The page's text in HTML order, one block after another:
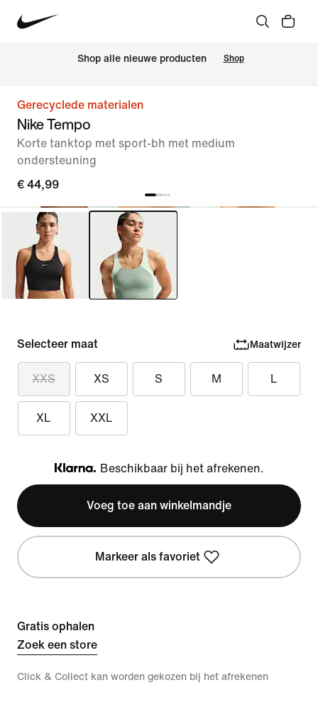
Shop alle nieuwe producten Shop
Gerecyclede materialen
Nike Tempo
Korte tanktop met sport-bh met medium
ondersteuning
€ 44,99
Selecteer maat Maatwijzer
XXS XS S M L
XL XXL
Klarna
Beschikbaar bij het afrekenen.
Voeg toe aan winkelmandje
Markeer als favoriet
Gratis ophalen
Zoek een store
Click & Collect kan worden gekozen bij het afrekenen